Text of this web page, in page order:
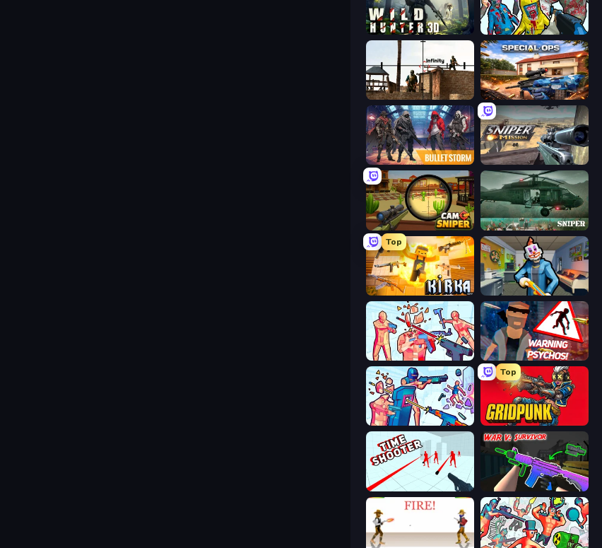
Wild Hunter 3D Zombies Shooter
Lethal Sniper 3D: Army Soldier Special Ops: GO
Bulletstorm Sniper Mission
Camo Sniper SNIPER
Top
Kirka.io Save the Hostages
Time Shooter 2 City of Psychos
Time Shooter 3: SWAT
Top
Time Shooter War V: Survivor